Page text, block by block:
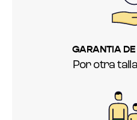
GARANTIA
Por otra